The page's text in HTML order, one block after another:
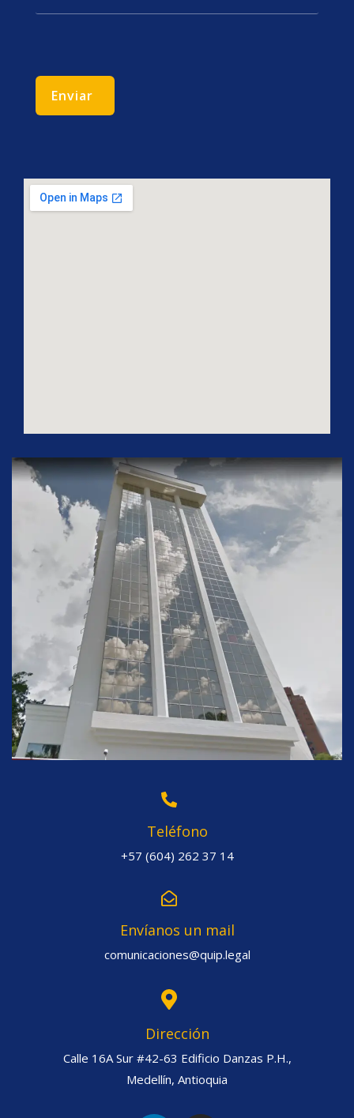
Teléfono
+57 (604) 262 37 14
Envíanos un mail
comunicaciones@quip.legal
Dirección
Calle 16A Sur #42-63 Edificio Danzas P.H.,
Medellín, Antioquia